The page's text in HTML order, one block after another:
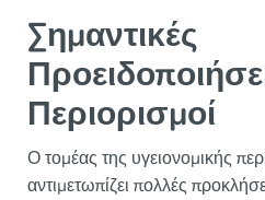
Σημαντικές
Περιορισμοί
Ο τομέας της υγειονομικής
αντιμετωπίζει πολλές